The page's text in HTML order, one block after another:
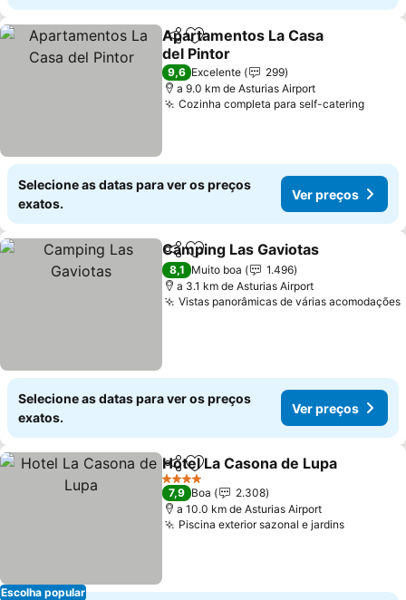
PartilharAdicionar aos favoritos
Apartamentos La Casa
del Pintor
Ver preços
9,6 Excelente
299
a 9.0 km de Asturias Airport
Cozinha completa para self-cateringVer
Selecione as datas para ver os preços
exatos.
Ver preços
PartilharAdicionar aos favoritos
Camping Las Gaviotas
8,1 Muito boa
1.496
a 3.1 km de Asturias Airport
Vistas panorâmicas de várias acomodações
Selecione as datas para ver os preços
exatos.
Ver preços
Escolha popular
PartilharAdicionar aos favoritos
Hotel La Casona de Lupa
4 Estrelas
7,9 Boa
2.308
a 10.0 km de Asturias Airport
Piscina exterior sazonal e jardinsVer